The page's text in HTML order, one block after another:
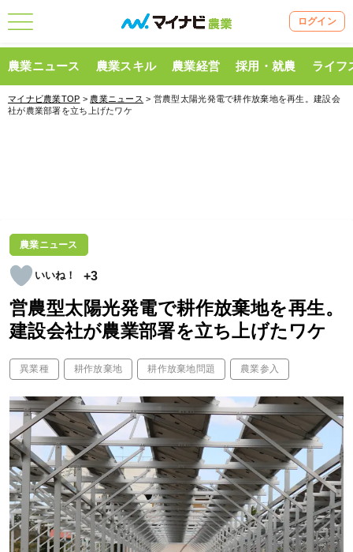
ログイン
農業ニュース 農業スキル 農業経営 採用・就農 ライフ
マイナビ農業TOP > 農業ニュース > 営農型太陽光発電で耕作放棄地を再生。建設会
社が農業部署を立ち上げたワケ
農業ニュース
+3
営農型太陽光発電で耕作放棄地を再生。
建設会社が農業部署を立ち上げたワケ
異業種 耕作放棄地 耕作放棄地問題 農業参入